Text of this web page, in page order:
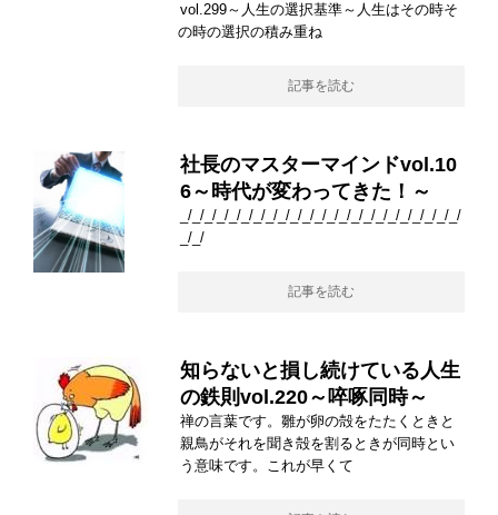
vol.299～人生の選択基準～人生はその時そ
の時の選択の積み重ね
記事を読む
社長のマスターマインドvol.10
6～時代が変わってきた！～
_/_/_/_/_/_/_/_/_/_/_/_/_/_/_/_/_/_/_/_/_/_/_/
_/_/
記事を読む
知らないと損し続けている人生
の鉄則vol.220～啐啄同時～
禅の言葉です。雛が卵の殻をたたくときと
親鳥がそれを聞き殻を割るときが同時とい
う意味です。これが早くて